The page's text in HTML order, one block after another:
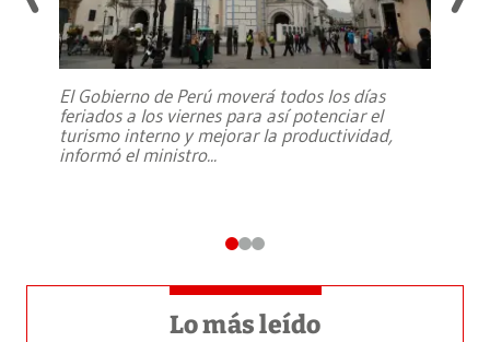
El Gobierno de Perú moverá todos los días
feriados a los viernes para así potenciar el
turismo interno y mejorar la productividad,
informó el ministro...
Lo más leído